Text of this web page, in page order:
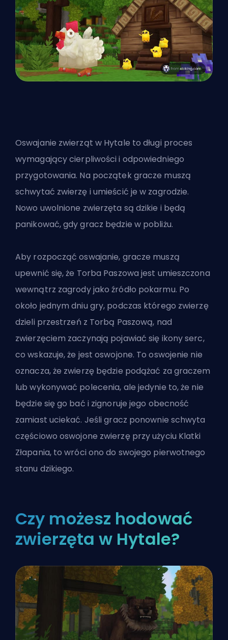
Oswajanie zwierząt w Hytale to długi proces
wymagający cierpliwości i odpowiedniego
przygotowania. Na początek gracze muszą
schwytać zwierzę i umieścić je w zagrodzie.
Nowo uwolnione zwierzęta są dzikie i będą
panikować, gdy gracz będzie w pobliżu.
Aby rozpocząć oswajanie, gracze muszą
upewnić się, że Torba Paszowa jest umieszczona
wewnątrz zagrody jako źródło pokarmu. Po
około jednym dniu gry, podczas którego zwierzę
dzieli przestrzeń z Torbą Paszową, nad
zwierzęciem zaczynają pojawiać się ikony serc,
co wskazuje, że jest oswojone. To oswojenie nie
oznacza, że zwierzę będzie podążać za graczem
lub wykonywać polecenia, ale jedynie to, że nie
będzie się go bać i zignoruje jego obecność
zamiast uciekać. Jeśli gracz ponownie schwyta
częściowo oswojone zwierzę przy użyciu Klatki
Złapania, to wróci ono do swojego pierwotnego
stanu dzikiego.
Czy możesz hodować
zwierzęta w Hytale?